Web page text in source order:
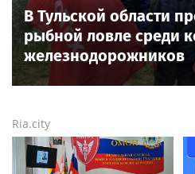
В Тульской области
рыбной ловле среди
железнодорожников
Ria.city